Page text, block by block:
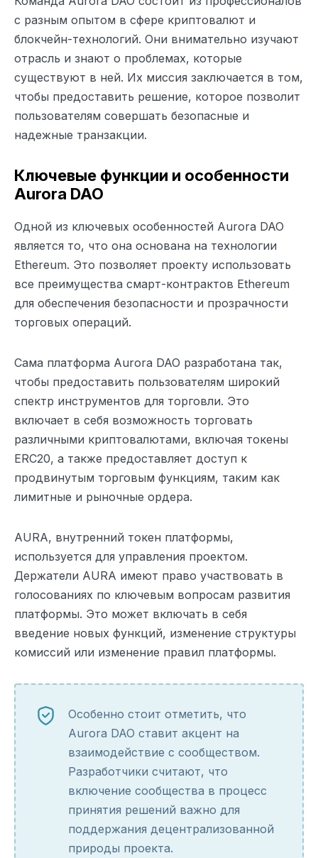
с разным опытом в сфере криптовалют и
блокчейн-технологий. Они внимательно изучают
отрасль и знают о проблемах, которые
существуют в ней. Их миссия заключается в том,
чтобы предоставить решение, которое позволит
пользователям совершать безопасные и
надежные транзакции.
Ключевые функции и особенности
Aurora DAO
Одной из ключевых особенностей Aurora DAO
является то, что она основана на технологии
Ethereum. Это позволяет проекту использовать
все преимущества смарт-контрактов Ethereum
для обеспечения безопасности и прозрачности
торговых операций.
Сама платформа Aurora DAO разработана так,
чтобы предоставить пользователям широкий
спектр инструментов для торговли. Это
включает в себя возможность торговать
различными криптовалютами, включая токены
ERC20, а также предоставляет доступ к
продвинутым торговым функциям, таким как
лимитные и рыночные ордера.
AURA, внутренний токен платформы,
используется для управления проектом.
Держатели AURA имеют право участвовать в
голосованиях по ключевым вопросам развития
платформы. Это может включать в себя
введение новых функций, изменение структуры
комиссий или изменение правил платформы.
Особенно стоит отметить, что
Aurora DAO ставит акцент на
взаимодействие с сообществом.
Разработчики считают, что
включение сообщества в процесс
принятия решений важно для
поддержания децентрализованной
природы проекта.